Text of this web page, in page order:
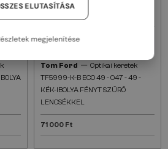
EGYFÓKUSZÚ LENCSÉVEL PLUSZ
Tom Ford — Optikai keretek
TF5999-K-B ECO 49 - 047 - 49 -
KÉK-IBOLYA FÉNYT SZŰRŐ
LENCSÉKKEL
71 000 Ft
ELUTASÍTÁSA
megjelenítése